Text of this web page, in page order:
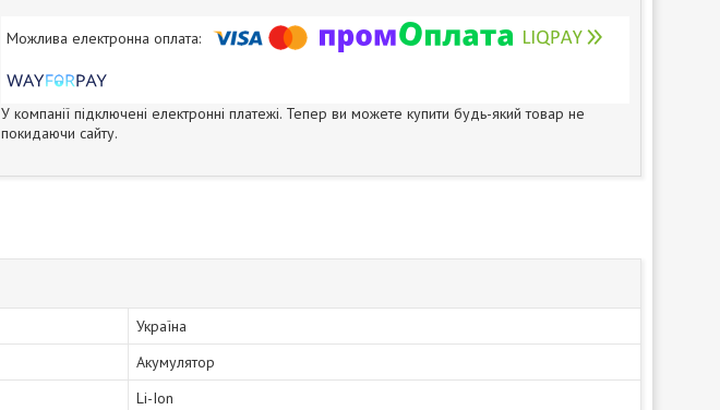
У компанії підключені електронні платежі. Тепер ви можете купити будь-який товар не
покидаючи сайту.
Україна
Акумулятор
Li-Ion